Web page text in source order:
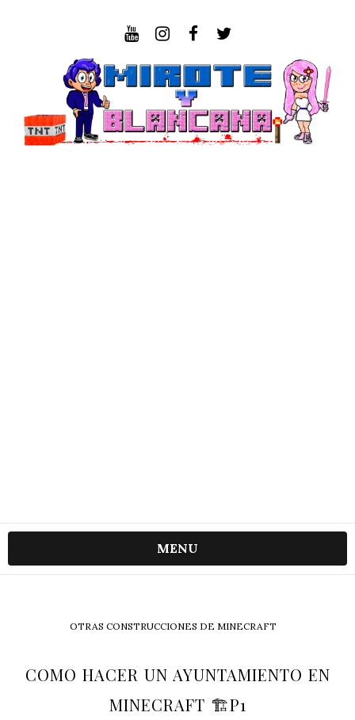
MENU
OTRAS CONSTRUCCIONES DE MINECRAFT
COMO HACER UN AYUNTAMIENTO EN
MINECRAFT 🏗️P1